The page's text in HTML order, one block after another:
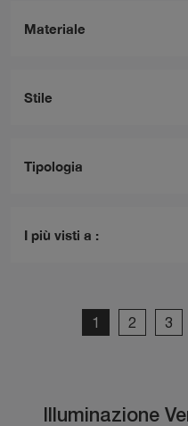
Materiale
Stile
Tipologia
I più visti a :
1 2 3
Illuminazione